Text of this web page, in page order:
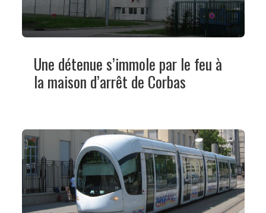
Une détenue s’immole par le feu à
la maison d’arrêt de Corbas